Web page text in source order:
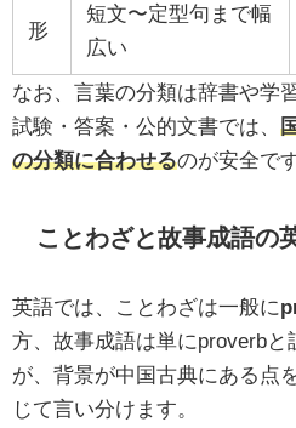
形
短文〜定型句まで幅
広い
なお、言葉の分類は辞書や学
試験・答案・公的文書では、
の分類に合わせるのが安全です
ことわざと故事成語の
英語では、ことわざは一般に
方、故事成語は単にproverbと
が、背景が中国古典にある点
じて言い分けます。